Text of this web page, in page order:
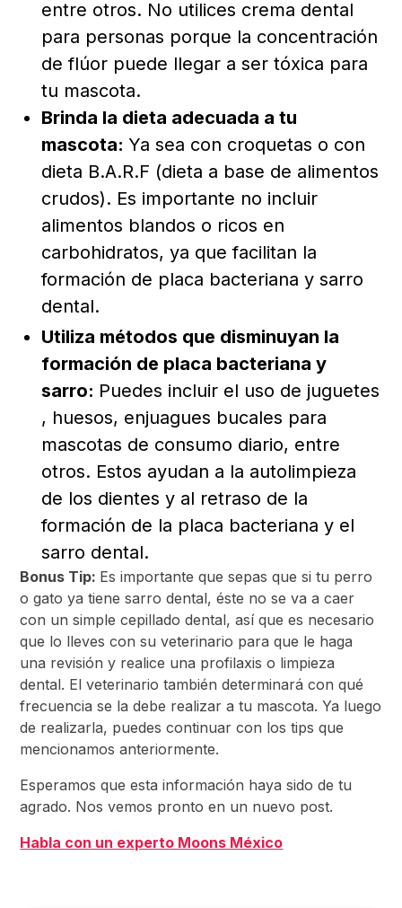
entre otros. No utilices crema dental
para personas porque la concentración
de flúor puede llegar a ser tóxica para
tu mascota.
Brinda la dieta adecuada a tu
mascota: Ya sea con croquetas o con
dieta B.A.R.F (dieta a base de alimentos
crudos). Es importante no incluir
alimentos blandos o ricos en
carbohidratos, ya que facilitan la
formación de placa bacteriana y sarro
dental.
Utiliza métodos que disminuyan la
formación de placa bacteriana y
sarro: Puedes incluir el uso de juguetes
, huesos, enjuagues bucales para
mascotas de consumo diario, entre
otros. Estos ayudan a la autolimpieza
de los dientes y al retraso de la
formación de la placa bacteriana y el
sarro dental.
Bonus Tip: Es importante que sepas que si tu perro
o gato ya tiene sarro dental, éste no se va a caer
con un simple cepillado dental, así que es necesario
que lo lleves con su veterinario para que le haga
una revisión y realice una profilaxis o limpieza
dental. El veterinario también determinará con qué
frecuencia se la debe realizar a tu mascota. Ya luego
de realizarla, puedes continuar con los tips que
mencionamos anteriormente.
Esperamos que esta información haya sido de tu
agrado. Nos vemos pronto en un nuevo post.
Habla con un experto Moons México